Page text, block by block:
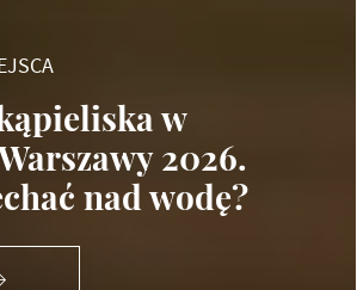
w
2026.
nad wodę?